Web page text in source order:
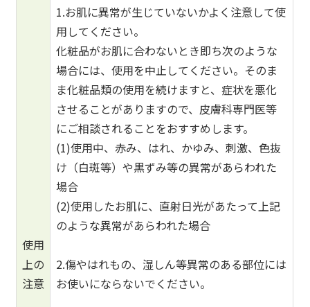
使用
上の
注意
1.お肌に異常が生じていないかよく注意して使
用してください。
化粧品がお肌に合わないとき即ち次のような
場合には、使用を中止してください。そのま
ま化粧品類の使用を続けますと、症状を悪化
させることがありますので、皮膚科専門医等
にご相談されることをおすすめします。
(1)使用中、赤み、はれ、かゆみ、刺激、色抜
け（白斑等）や黒ずみ等の異常があらわれた
場合
(2)使用したお肌に、直射日光があたって上記
のような異常があらわれた場合
2.傷やはれもの、湿しん等異常のある部位には
お使いにならないでください。